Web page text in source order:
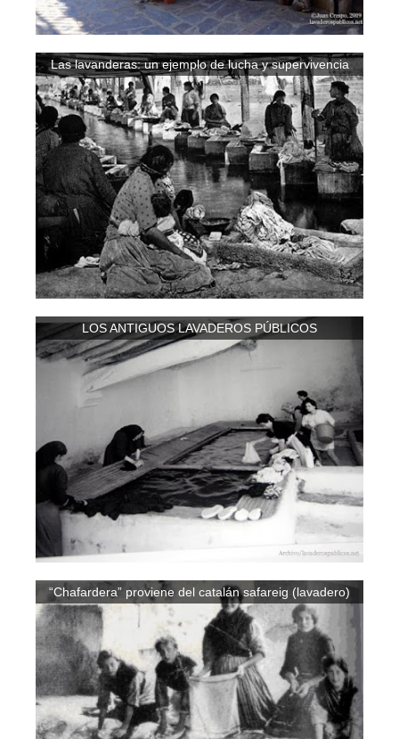
Las lavanderas: un ejemplo de lucha y supervivencia
LOS ANTIGUOS LAVADEROS PÚBLICOS
“Chafardera” proviene del catalán safareig (lavadero)